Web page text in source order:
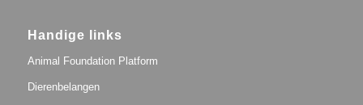
Handige links
Animal Foundation Platform
Dierenbelangen